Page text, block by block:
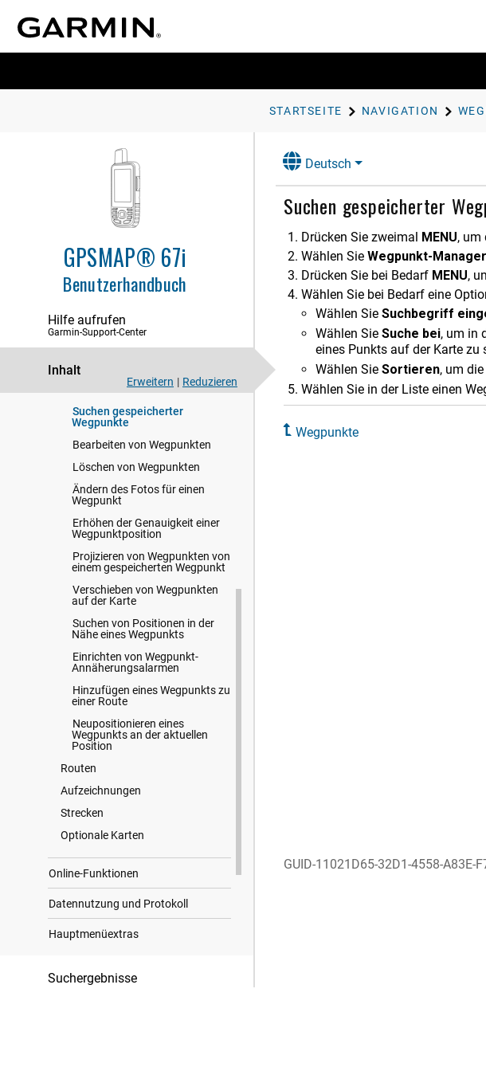
STARTSEITE NAVIGATION
GPSMAP® 67i
Benutzerhandbuch
Hilfe aufrufen
Garmin-Support-Center
Inhalt
Erweitern | Reduzieren
Synchronisieren von inReach Daten
Verwenden der Hauptseiten
Navigation
Seite FIND
Speichern der aktuellen Position
als Wegpunkt
der Karte als Wegpunkt
Navigieren zu einem Wegpunkt
Suchen gespeicherter
Wegpunkte
Bearbeiten von Wegpunkten
Löschen von Wegpunkten
Ändern des Fotos für einen
Wegpunkt
Erhöhen der Genauigkeit einer
Wegpunktposition
Projizieren von Wegpunkten von
einem gespeicherten Wegpunkt
Verschieben von Wegpunkten
auf der Karte
Suchen von Positionen in der
Nähe eines Wegpunkts
Einrichten von Wegpunkt-
Annäherungsalarmen
Hinzufügen eines Wegpunkts zu
einer Route
Neupositionieren eines
Wegpunkts an der aktuellen
Position
Routen
Aufzeichnungen
Strecken
Optionale Karten
Online-Funktionen
Datennutzung und Protokoll
Hauptmenüextras
Suchergebnisse
Deutsch
Suchen gespeicherter
Drücken Sie zweimal MENU, um
Wählen Sie Wegpunkt-Manager
Drücken Sie bei Bedarf MENU,
Wählen Sie bei Bedarf eine
Wählen Sie Suchbegriff
Wählen Sie Suche bei, um in
eines Punkts auf der Karte zu
Wählen Sie Sortieren, um
Wählen Sie in der Liste einen
Wegpunkte
GUID-11021D65-32D1-4558-A83E-